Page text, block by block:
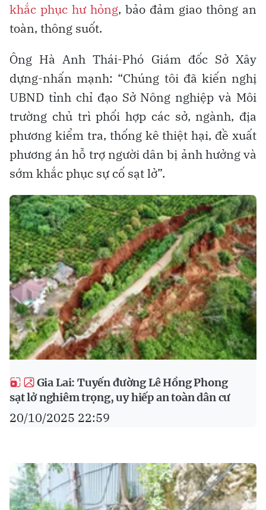
khắc phục hư hỏng, bảo đảm giao thông an
toàn, thông suốt.
Ông Hà Anh Thái-Phó Giám đốc Sở Xây
dựng-nhấn mạnh: “Chúng tôi đã kiến nghị
UBND tỉnh chỉ đạo Sở Nông nghiệp và Môi
trường chủ trì phối hợp các sở, ngành, địa
phương kiểm tra, thống kê thiệt hại, đề xuất
phương án hỗ trợ người dân bị ảnh hưởng và
sớm khắc phục sự cố sạt lở”.
Gia Lai: Tuyến đường Lê Hồng Phong
sạt lở nghiêm trọng, uy hiếp an toàn dân cư
20/10/2025 22:59